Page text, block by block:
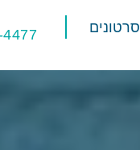
סרטונים